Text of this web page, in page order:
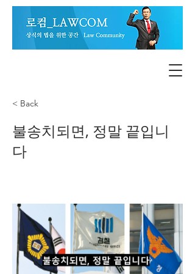
< Back
불송치되면, 정말 끝입니
다